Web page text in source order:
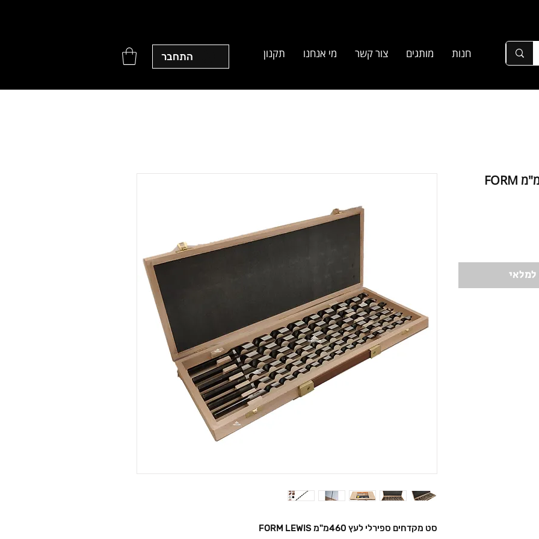
חנות מותגים צור קשר מי אנחנו תקנון התחבר
סט מקדחים ספירלי לעץ 460מ"מ FORM LEWIS
סט מקדחים ספירלי לעץ 460מ"מ FORM
למלאי